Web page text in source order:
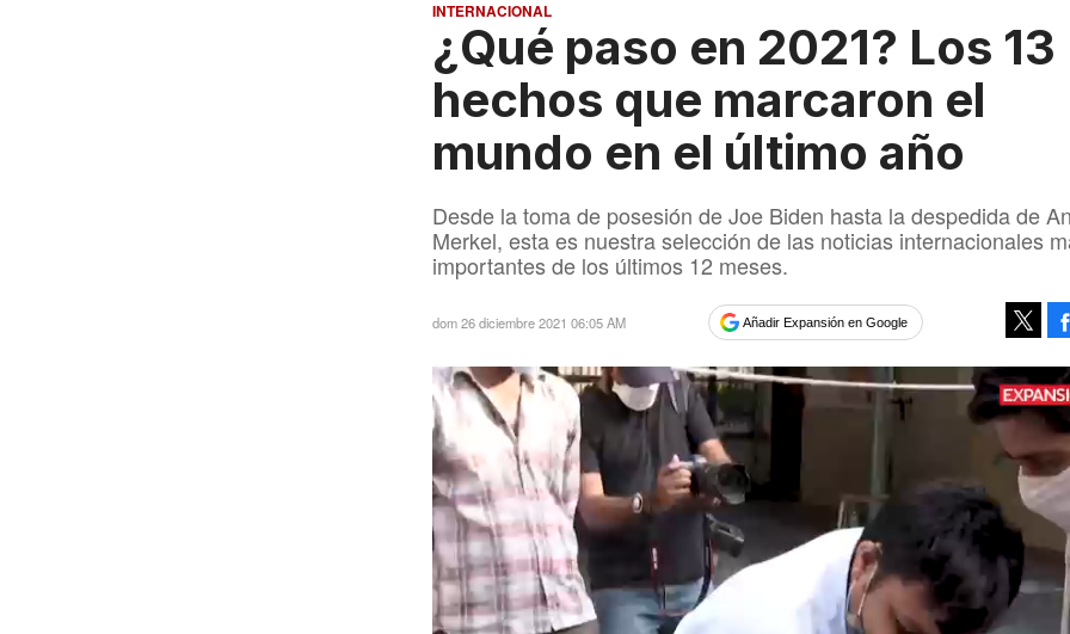
INTERNACIONAL
¿Qué paso en 2021? Los 13
hechos que marcaron el
mundo en el último año
Desde la toma de posesión de Joe Biden hasta la despedida de
Merkel, esta es nuestra selección de las noticias internacionales
importantes de los últimos 12 meses.
dom 26 diciembre 2021 06:05 AM Añadir Expansión en Google